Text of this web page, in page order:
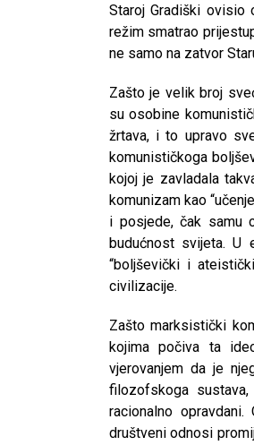
Staroj Gradiški ovisio
režim smatrao
ne samo na zatvor
Zašto je velik broj
su osobine
žrtava, i to upravo
komunističkoga
kojoj je zavladala
komunizam kao
i posjede, čak samu
budućnost svijeta. U
“boljševički i
civilizacije.
Zašto marksistički
kojima počiva ta
vjerovanjem da je
filozofskoga
racionalno
društveni odnosi